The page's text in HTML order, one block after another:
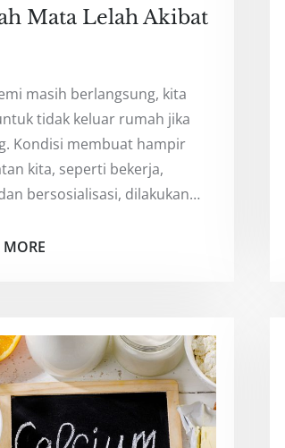
Mata Lelah Akibat
masih berlangsung, kita
tidak keluar rumah jika
Kondisi membuat hampir
kita, seperti bekerja,
bersosialisasi, dilakukan…
MORE